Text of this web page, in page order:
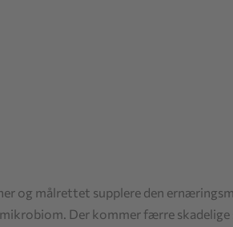
og målrettet supplere den
Der kommer færre